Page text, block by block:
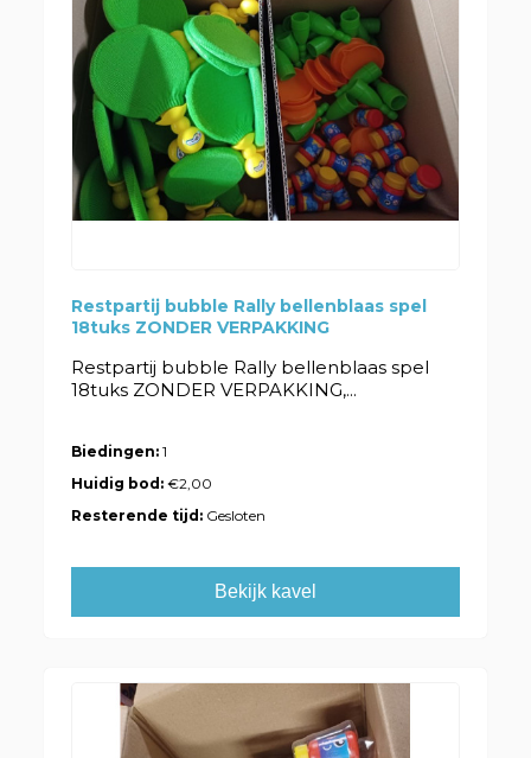
Restpartij bubble Rally bellenblaas spel
18tuks ZONDER VERPAKKING
Restpartij bubble Rally bellenblaas spel
18tuks ZONDER VERPAKKING,...
Biedingen: 1
Huidig bod:€2,00
Resterende tijd: Gesloten
Bekijk kavel